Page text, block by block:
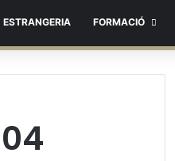
ESTRANGERIA FORMACIÓ